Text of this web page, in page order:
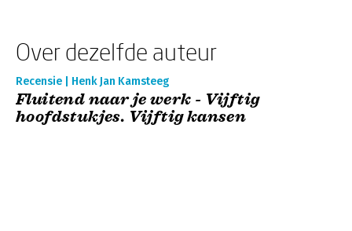
Over dezelfde auteur
Recensie | Henk Jan Kamsteeg
Fluitend naar je werk - Vijftig
hoofdstukjes. Vijftig kansen